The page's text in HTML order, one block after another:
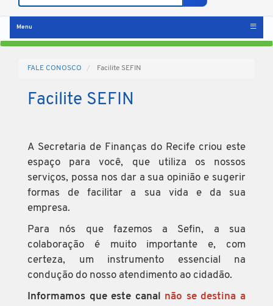
Menu
FALE CONOSCO Facilite SEFIN
Facilite SEFIN
A Secretaria de Finanças do Recife criou este
espaço para você, que utiliza os nossos
serviços, possa nos dar a sua opinião e sugerir
formas de facilitar a sua vida e da sua
empresa.
Para nós que fazemos a Sefin, a sua
colaboração é muito importante e, com
certeza, um instrumento essencial na
condução do nosso atendimento ao cidadão.
Informamos que este canal não se destina a